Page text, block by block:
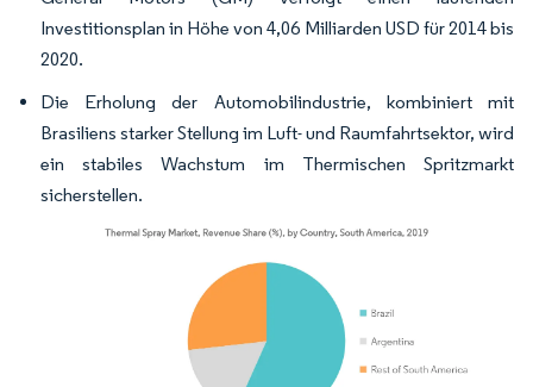
Investitionsplan in Höhe von 4,06 Milliarden USD für 2014 bis
2020.
Die Erholung der Automobilindustrie, kombiniert mit
Brasiliens starker Stellung im Luft- und Raumfahrtsektor, wird
ein stabiles Wachstum im Thermischen Spritzmarkt
sicherstellen.